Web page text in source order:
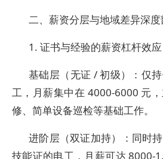
二、薪资分层与地域差异深
1. 证书与经验的薪资杠杆效应
基础层（无证 / 初级）：仅
工，月薪集中在 4000-6000 元
修、简单设备巡检等基础工作。
进阶层（双证加持）：同时
技能证的电工，月薪可达 8000-